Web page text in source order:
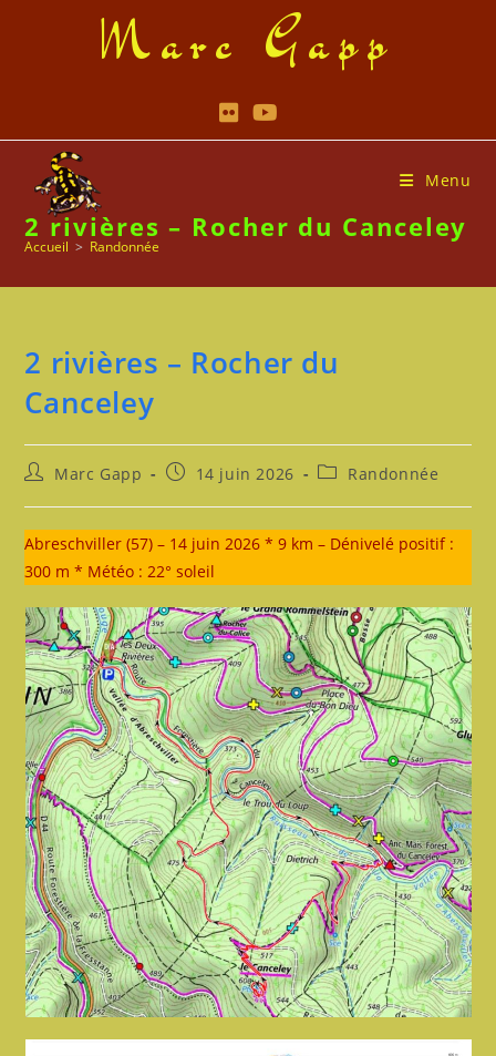
Marc Gapp
Menu
2 rivières – Rocher du Canceley
Accueil > Randonnée
2 rivières – Rocher du
Canceley
Auteur/autrice
la
publication :
Marc Gapp
Publication
14 juin 2026
PostRandonnée
Abreschviller (57) – 14 juin 2026 * 9 km – Dénivelé positif :
300 m * Météo : 22° soleil